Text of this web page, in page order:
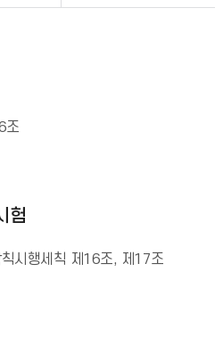
조
험
시행세칙 제16조, 제17조